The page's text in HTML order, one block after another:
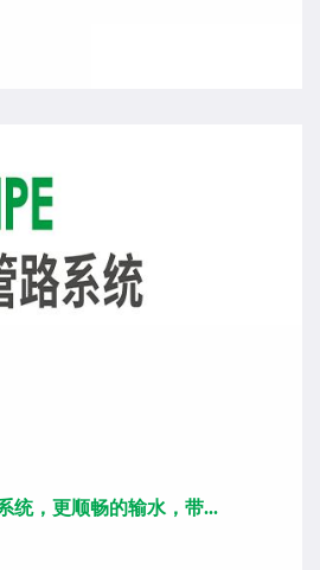
统，更顺畅的输水，带...